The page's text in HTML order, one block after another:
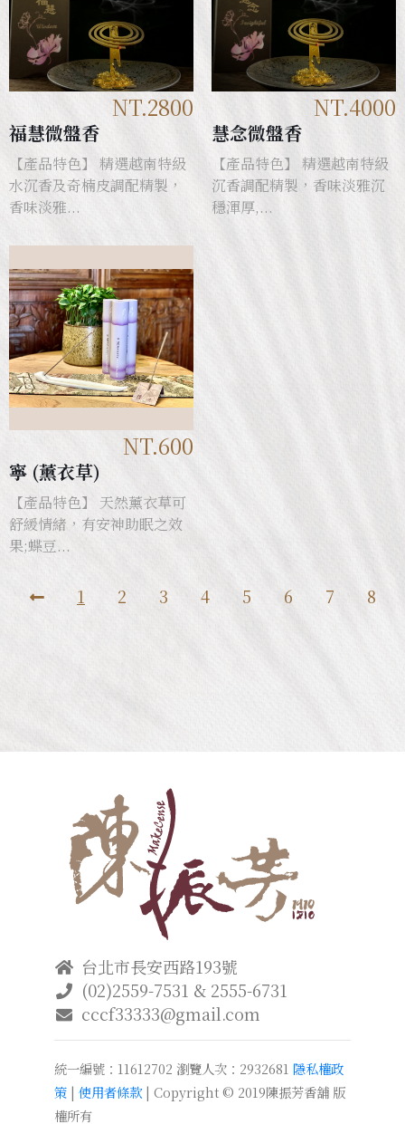
NT.2800
福慧微盤香
【產品特色】 精選越南特級
水沉香及奇楠皮調配精製，
香味淡雅...
NT.4000
慧念微盤香
【產品特色】 精選越南特級
沉香調配精製，香味淡雅沉
穩渾厚,...
NT.600
寧 (薰衣草)
【產品特色】 天然薰衣草可
舒緩情緒，有安神助眠之效
果;蝶豆...
1 2 3 4 5 6 7 8
台北市長安西路193號
(02)2559-7531 & 2555-6731
cccf33333@gmail.com
統一編號：11612702 瀏覽人次：2932681 隱私權政
策| 使用者條款| Copyright © 2019陳振芳香舖 版
權所有